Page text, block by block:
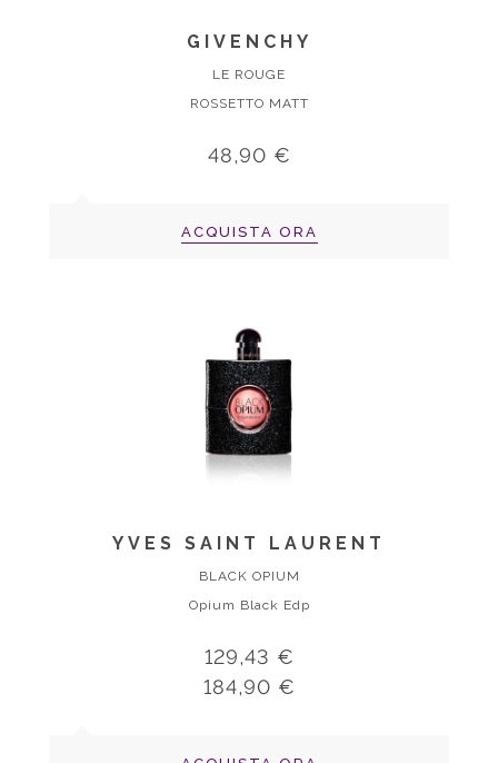
GIVENCHY
LE ROUGE
ROSSETTO MATT
48,90 €
ACQUISTA ORA
YVES SAINT LAURENT
BLACK OPIUM
Opium Black Edp
129,43 €
184,90 €